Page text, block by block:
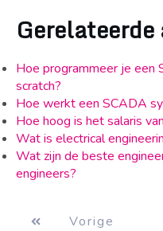
Hoe programmeer je een
scratch?
Hoe werkt een SCADA
Hoe hoog is het salaris
Wat is electrical
Wat zijn de beste
engineers?
Vorige